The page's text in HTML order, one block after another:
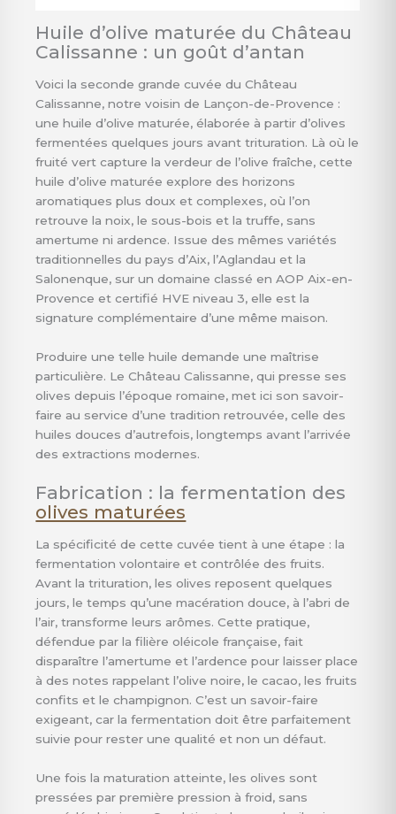
Huile d’olive maturée du Château
Calissanne : un goût d’antan
Voici la seconde grande cuvée du Château
Calissanne, notre voisin de Lançon-de-Provence :
une huile d’olive maturée, élaborée à partir d’olives
fermentées quelques jours avant trituration. Là où le
fruité vert capture la verdeur de l’olive fraîche, cette
huile d’olive maturée explore des horizons
aromatiques plus doux et complexes, où l’on
retrouve la noix, le sous-bois et la truffe, sans
amertume ni ardence. Issue des mêmes variétés
traditionnelles du pays d’Aix, l’Aglandau et la
Salonenque, sur un domaine classé en AOP Aix-en-
Provence et certifié HVE niveau 3, elle est la
signature complémentaire d’une même maison.
Produire une telle huile demande une maîtrise
particulière. Le Château Calissanne, qui presse ses
olives depuis l’époque romaine, met ici son savoir-
faire au service d’une tradition retrouvée, celle des
huiles douces d’autrefois, longtemps avant l’arrivée
des extractions modernes.
Fabrication : la fermentation des
olives maturées
La spécificité de cette cuvée tient à une étape : la
fermentation volontaire et contrôlée des fruits.
Avant la trituration, les olives reposent quelques
jours, le temps qu’une macération douce, à l’abri de
l’air, transforme leurs arômes. Cette pratique,
défendue par la filière oléicole française, fait
disparaître l’amertume et l’ardence pour laisser place
à des notes rappelant l’olive noire, le cacao, les fruits
confits et le champignon. C’est un savoir-faire
exigeant, car la fermentation doit être parfaitement
suivie pour rester une qualité et non un défaut.
Une fois la maturation atteinte, les olives sont
pressées par première pression à froid, sans